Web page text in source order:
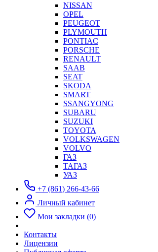
NISSAN
OPEL
PEUGEOT
PLYMOUTH
PONTIAC
PORSCHE
RENAULT
SAAB
SEAT
SKODA
SMART
SSANGYONG
SUBARU
SUZUKI
TOYOTA
VOLKSWAGEN
VOLVO
ГАЗ
ТАГАЗ
УАЗ
+7 (861) 266-43-66
Личный кабинет
Мои закладки (0)
Контакты
Лицензии